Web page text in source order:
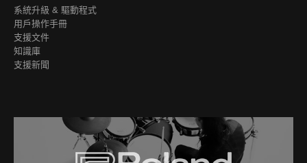
系統升級 & 驅動程式
用戶操作手冊
支援文件
知識庫
支援新聞